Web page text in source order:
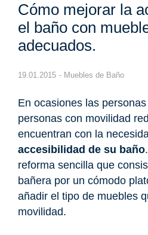
Cómo mejorar la
el baño con
adecuados.
19.01.2015 - Muebles de Baño
En ocasiones las
personas con movilidad
encuentran con la
accesibilidad de su baño
reforma sencilla que
bañera por un cómodo
añadir el tipo de muebles
movilidad.